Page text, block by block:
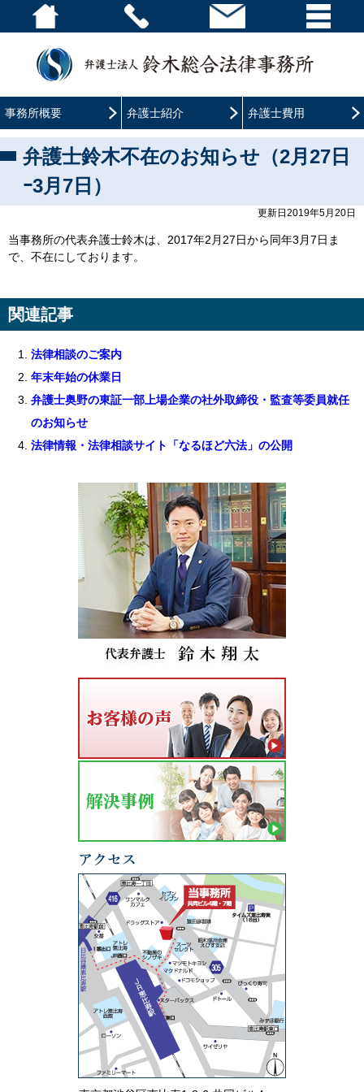
事務所概要 弁護士紹介 弁護士費用
弁護士鈴木不在のお知らせ（2月27日
ｰ3月7日）
更新日2019年5月20日
当事務所の代表弁護士鈴木は、2017年2月27日から同年3月7日ま
で、不在にしております。
関連記事
法律相談のご案内
年末年始の休業日
弁護士奥野の東証一部上場企業の社外取締役・監査等委員就任
のお知らせ
法律情報・法律相談サイト「なるほど六法」の公開